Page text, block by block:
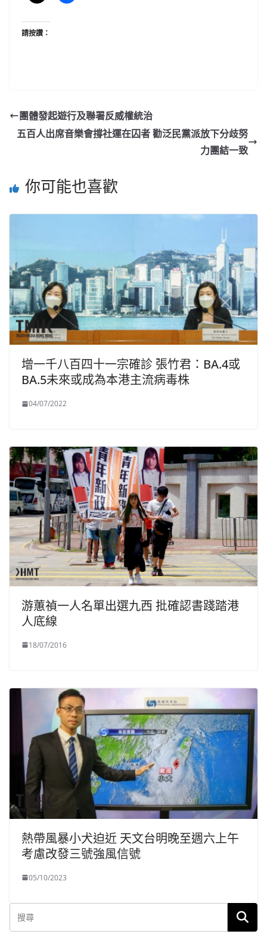
請按讚：
團體發起遊行及聯署反威權統治
五百人出席音樂會撐社運在囚者 勸泛民黨派放下分歧努
力團結一致
你可能也喜歡
增一千八百四十一宗確診 張竹君：BA.4或
BA.5未來或成為本港主流病毒株
04/07/2022
游蕙禎一人名單出選九西 批確認書踐踏港
人底線
18/07/2016
熱帶風暴小犬迫近 天文台明晚至週六上午
考慮改發三號強風信號
05/10/2023